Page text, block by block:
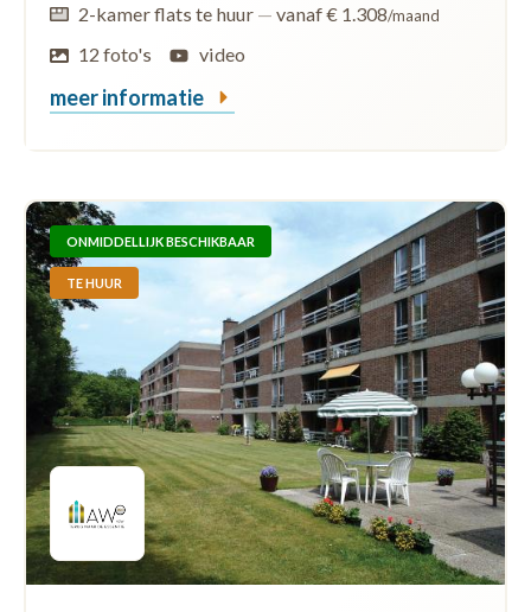
2-kamer flats te huur — vanaf € 1.308/maand
12 foto's video
meer informatie
ONMIDDELLIJK BESCHIKBAAR
TE HUUR